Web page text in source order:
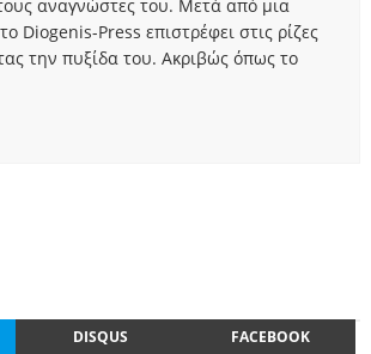
αναγνώστες του. Μετά από μια
Diogenis-Press επιστρέφει στις ρίζες
την πυξίδα του. Ακριβώς όπως το
DISQUS FACEBOOK